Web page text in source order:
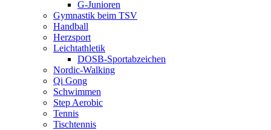
G-Junioren
Gymnastik beim TSV
Handball
Herzsport
Leichtathletik
DOSB-Sportabzeichen
Nordic-Walking
Qi Gong
Schwimmen
Step Aerobic
Tennis
Tischtennis